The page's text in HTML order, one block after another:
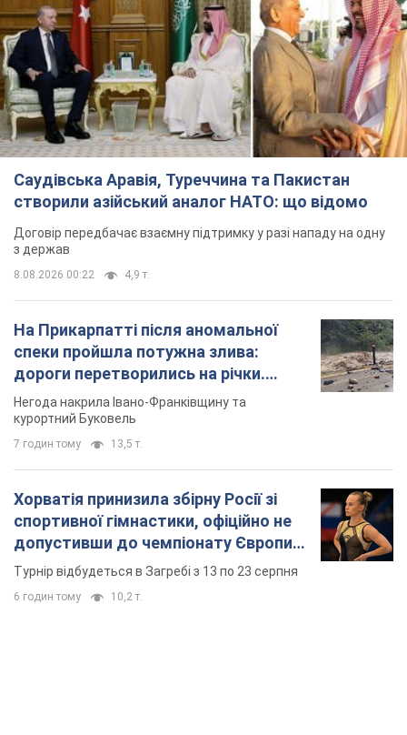
Саудівська Аравія, Туреччина та Пакистан
створили азійський аналог НАТО: що відомо
Договір передбачає взаємну підтримку у разі нападу на одну
з держав
8.08.2026 00:22 4,9 т.
На Прикарпатті після аномальної
спеки пройшла потужна злива:
дороги перетворились на річки.
Відео
Негода накрила Івано-Франківщину та
курортний Буковель
7 годин тому 13,5 т.
Хорватія принизила збірну Росії зі
спортивної гімнастики, офіційно не
допустивши до чемпіонату Європи
основних спортсменів
Турнір відбудеться в Загребі з 13 по 23 серпня
6 годин тому 10,2 т.